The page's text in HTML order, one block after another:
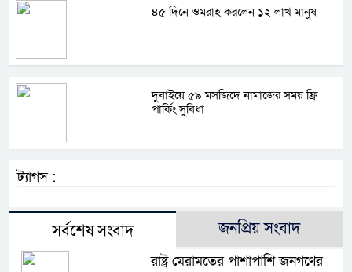
৪৫ দিনে ওমরাহ করলেন ১২ লাখ মানুষ
দুবাইয়ে ৫৯ মসজিদে নামাজের সময় ফ্রি
পার্কিং সুবিধা
ট্যাগস :
সর্বশেষ সংবাদ জনপ্রিয় সংবাদ
রাষ্ট্র মেরামতের পাশাপাশি জনগণের